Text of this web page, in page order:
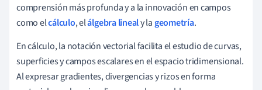
comprensión más profunda y a la innovación en campos
como elcálculo, elálgebra linealy la geometría.
En cálculo, la notación vectorial facilita el estudio de curvas,
superficies y campos escalares en el espacio tridimensional.
Al expresar gradientes, divergencias y rizos en forma